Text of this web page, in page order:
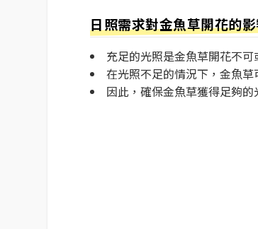
日照需求對金魚草開花的
充足的光照是金魚草開花不可
在光照不足的情況下，金魚
因此，確保金魚草獲得足夠